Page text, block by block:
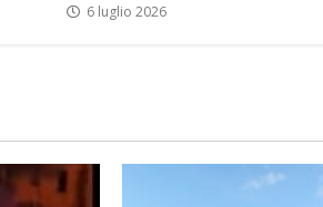
6 luglio 2026